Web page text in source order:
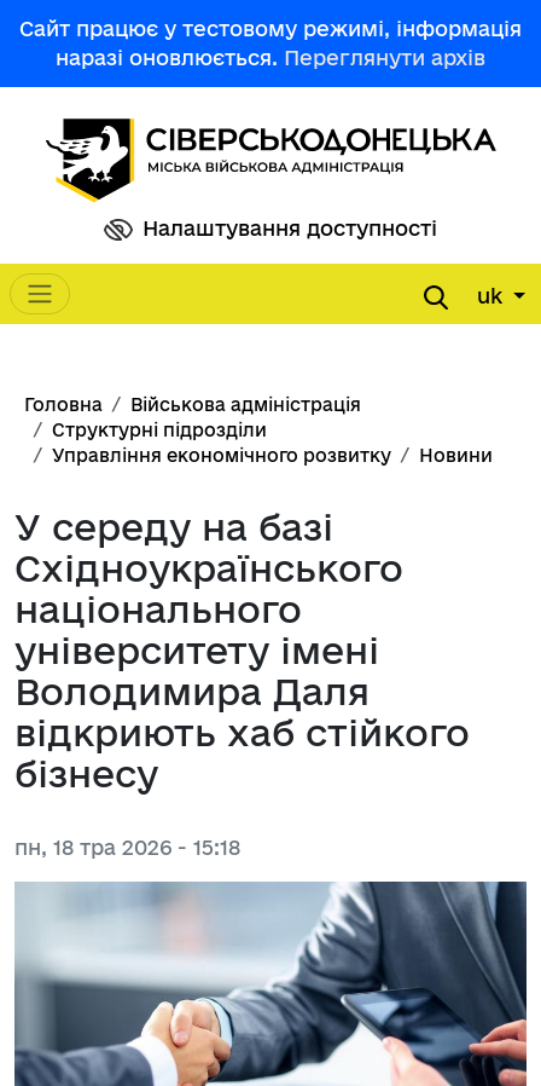
Сайт працює у тестовому режимі, інформація
наразі оновлюється. Переглянути архів
Налаштування доступності
Main navigation uk
Рядок навіґації
Головна
Військова адміністрація
Структурні підрозділи
Управління економічного розвитку
Новини
У середу на базі
Східноукраїнського
національного
університету імені
Володимира Даля
відкриють хаб стійкого
бізнесу
пн, 18 тра 2026 - 15:18